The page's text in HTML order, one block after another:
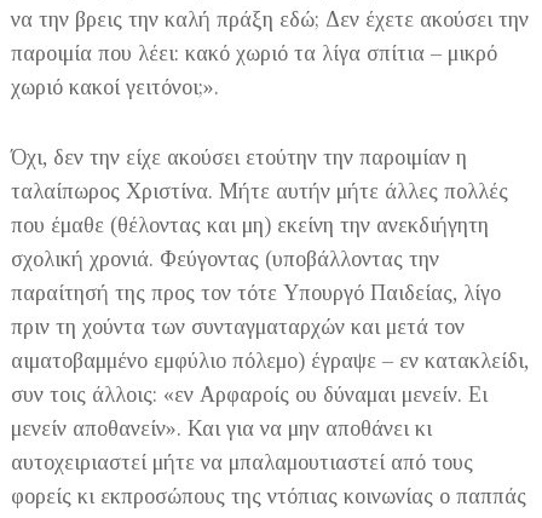
να την βρεις την καλή πράξη εδώ; Δεν έχετε ακούσει την
παροιμία που λέει: κακό χωριό τα λίγα σπίτια – μικρό
χωριό κακοί γειτόνοι;».
Όχι, δεν την είχε ακούσει ετούτην την παροιμίαν η
ταλαίπωρος Χριστίνα. Μήτε αυτήν μήτε άλλες πολλές
που έμαθε (θέλοντας και μη) εκείνη την ανεκδιήγητη
σχολική χρονιά. Φεύγοντας (υποβάλλοντας την
παραίτησή της προς τον τότε Υπουργό Παιδείας, λίγο
πριν τη χούντα των συνταγματαρχών και μετά τον
αιματοβαμμένο εμφύλιο πόλεμο) έγραψε – εν κατακλείδι,
συν τοις άλλοις: «εν Αρφαροίς ου δύναμαι μενείν. Ει
μενείν αποθανείν». Και για να μην αποθάνει κι
αυτοχειριαστεί μήτε να μπαλαμουτιαστεί από τους
φορείς κι εκπροσώπους της ντόπιας κοινωνίας ο παππάς